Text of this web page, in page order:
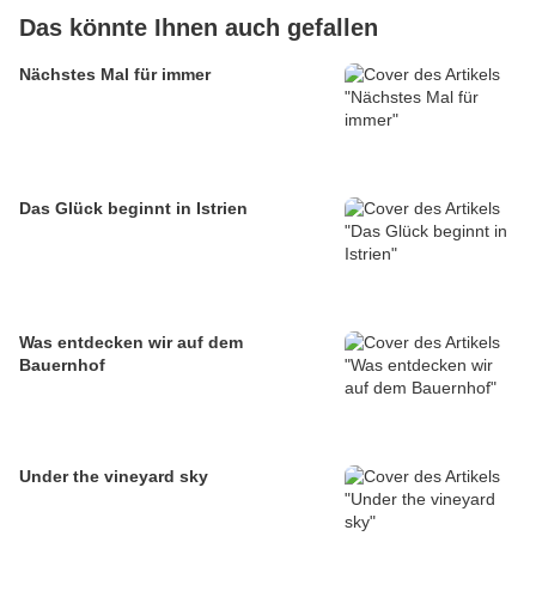
Das könnte Ihnen auch gefallen
Nächstes Mal für immer
Das Glück beginnt in Istrien
Was entdecken wir auf dem
Bauernhof
Under the vineyard sky